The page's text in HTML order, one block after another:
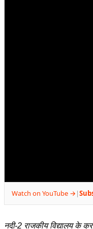
Watch on YouTube → |
नदी-2 राजकीय विद्यालय के